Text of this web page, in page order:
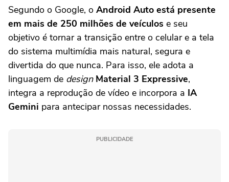
Segundo o Google, o Android Auto está presente
em mais de 250 milhões de veículos e seu
objetivo é tornar a transição entre o celular e a tela
do sistema multimídia mais natural, segura e
divertida do que nunca. Para isso, ele adota a
linguagem de design Material 3 Expressive,
integra a reprodução de vídeo e incorpora a IA
Gemini para antecipar nossas necessidades.
PUBLICIDADE